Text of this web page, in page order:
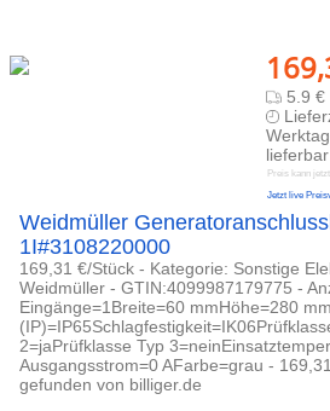
5.9 €
lieferbar
Preis kann
Jetzt live
Weidmüller
1I#3108220000
169,31 €/Stück - Kategorie: Sonstige
Weidmüller - GTIN:4099987179775 -
Eingänge=1Breite=60 mmHöhe=280
2=jaPrüfklasse Typ
Ausgangsstrom=0 AFarbe=grau -
gefunden von billiger.de